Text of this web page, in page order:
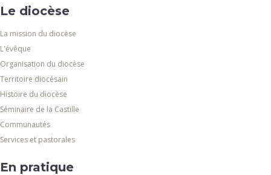
Le diocèse
La mission du diocèse
L'évêque
Organisation du diocèse
Territoire diocésain
Histoire du diocèse
Séminaire de la Castille
Communautés
Services et pastorales
En pratique